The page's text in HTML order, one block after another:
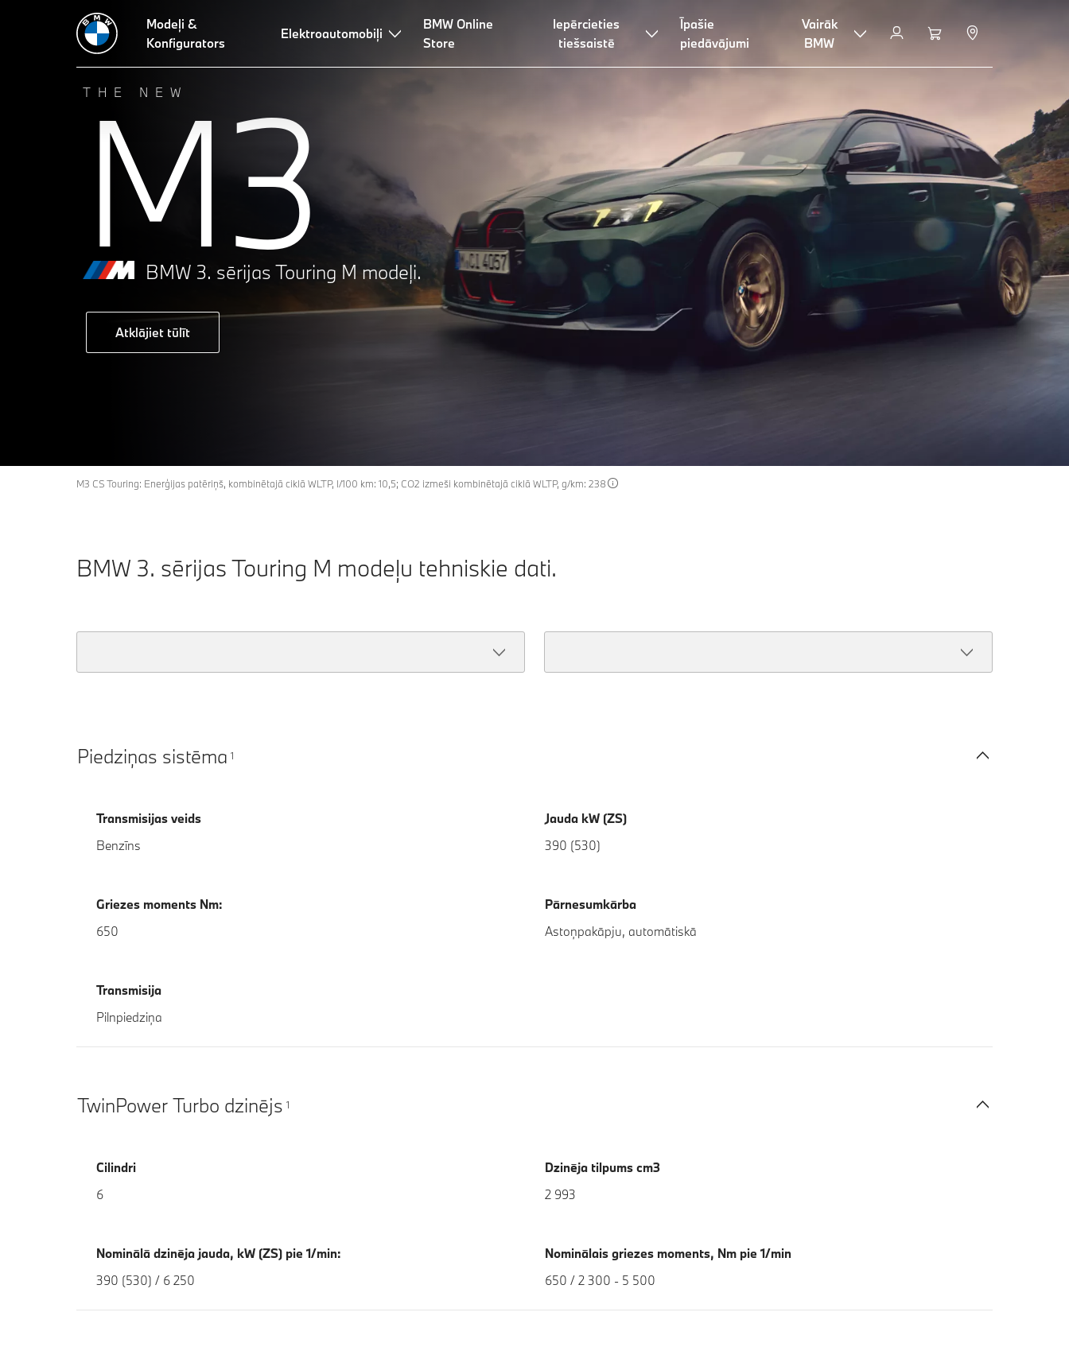
Modeļi &
Konfigurators
Elektroautomobiļi
BMW Online
Store
Iepērcieties
tiešsaistē
Īpašie
piedāvājumi
Vairāk
BMW
THE NEW
M3
BMW 3. sērijas Touring M modeļi.
Atklājiet tūlīt
M3 CS Touring: Enerģijas patēriņš, kombinētajā ciklā WLTP, l/100 km: 10,5; CO2 izmeši kombinētajā ciklā WLTP, g/km: 238
BMW 3. sērijas Touring M modeļu tehniskie dati.
Piedziņas sistēma 1
Transmisijas veids
Benzīns
Jauda kW (ZS)
390 (530)
Griezes moments Nm:
650
Pārnesumkārba
Astoņpakāpju, automātiskā
Transmisija
Pilnpiedziņa
TwinPower Turbo dzinējs 1
Cilindri
6
Dzinēja tilpums cm3
2 993
Nominālā dzinēja jauda, kW (ZS) pie 1/min:
390 (530) / 6 250
Nominālais griezes moments, Nm pie 1/min
650 / 2 300 - 5 500